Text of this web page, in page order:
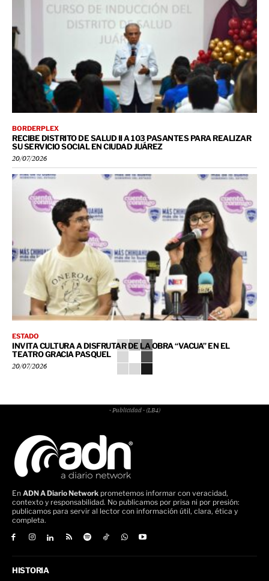
BORDERPLEX
RECIBE DISTRITO DE SALUD II A 103 PASANTES PARA REALIZAR
SU SERVICIO SOCIAL EN CIUDAD JUÁREZ
20/07/2026
ESTADO
INVITA CULTURA A DISFRUTAR DE LA OBRA “VACUA” EN EL
TEATRO GRACIA PASQUEL
20/07/2026
- Publicidad - (LB4)
En ADN A Diario Network prometemos informar con veracidad,
contexto y responsabilidad. No publicamos por prisa ni por presión:
publicamos para servir al lector con información útil, clara, ética y
completa.
HISTORIA